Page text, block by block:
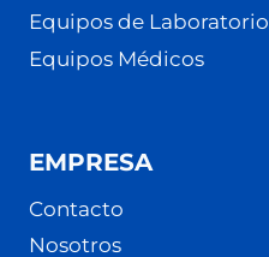
Equipos de Laboratorio
Equipos Médicos
EMPRESA
Contacto
Nosotros